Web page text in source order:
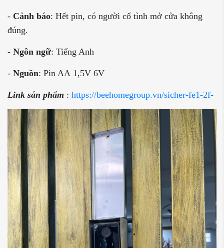
- Cảnh báo: Hết pin, có người cố tình mở cửa không
đúng.
- Ngôn ngữ: Tiếng Anh
- Nguồn: Pin AA 1,5V 6V
Link sản phẩm : https://beehomegroup.vn/sicher-fe1-2f-